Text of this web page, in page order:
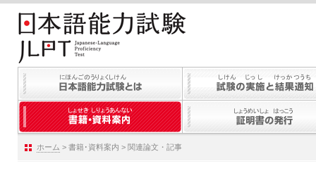
ホーム > 書籍･資料案内 > 関連論文・記事